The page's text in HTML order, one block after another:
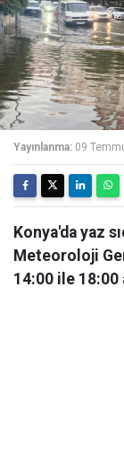
Yayınlanma: 09
Konya'da yaz
Meteoroloji
14:00 ile 18:00